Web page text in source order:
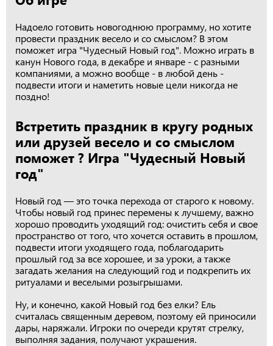
Надоело готовить новогоднюю программу, но хотите
провести праздник весело и со смыслом? В этом
поможет игра "Чудесный Новый год". Можно играть в
канун Нового года, в декабре и январе - с разными
компаниями, а можно вообще - в любой день -
подвести итоги и наметить новые цели никогда не
поздно!
Встретить праздник в кругу родных
или друзей весело и со смыслом
поможет ? Игра "Чудесный Новый
год"
Новый год — это точка перехода от старого к новому.
Чтобы новый год принес перемены к лучшему, важно
хорошо проводить уходящий год: очистить себя и свое
пространство от того, что хочется оставить в прошлом,
подвести итоги уходящего года, поблагодарить
прошлый год за все хорошее, и за уроки, а также
загадать желания на следующий год и подкрепить их
ритуалами и веселыми розыгрышами.
Ну, и конечно, какой Новый год без елки? Ель
считалась священным деревом, поэтому ей приносили
дары, наряжали. Игроки по очереди крутят стрелку,
выполняя задания, получают украшения.